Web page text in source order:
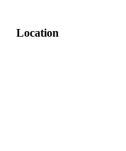
Location